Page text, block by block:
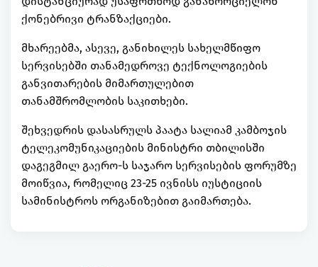
ქონებრივი ტრანზაქციები.
მხარეებმა, ასევე, განიხილეს სახელმწიფო
სერვისებში თანამედროვე ტექნოლოგიების
განვითარების მიმართულებით
თანამშრომლობის საკითხები.
შეხვედრის დასასრულს პაატა სალიამ კამბოჯის
ტელეკომუნიკაციების მინისტრი თბილისში
დაგეგმილ გაერო-ს საჯარო სერვისების ფორუმზე
მოიწვია, რომელიც 23-25 ივნისს იუსტიციის
სამინისტროს ორგანიზებით გაიმართება.